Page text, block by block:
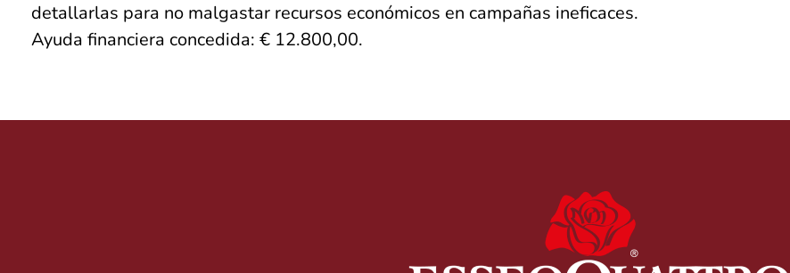
detallarlas para no malgastar recursos económicos en campañas ineficaces.
Ayuda financiera concedida: € 12.800,00.